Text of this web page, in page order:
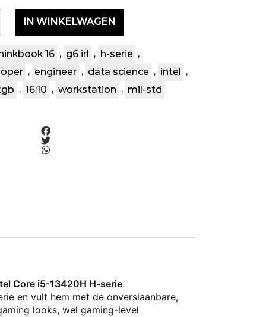
IN WINKELWAGEN
16 , g6 irl , h-serie ,
, engineer , data science , intel ,
, 16:10 , workstation , mil-std
Core i5-13420H H-serie
en vult hem met de onverslaanbare,
looks, wel gaming-level